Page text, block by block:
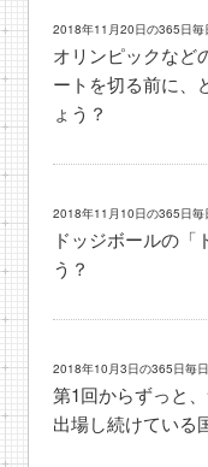
2018年11月20日の365日毎
オリンピックなど
ートを切る前に、
ょう？
2018年11月10日の365日毎
ドッジボールの「
う？
2018年10月3日の365日毎
第1回からずっと
出場し続けている